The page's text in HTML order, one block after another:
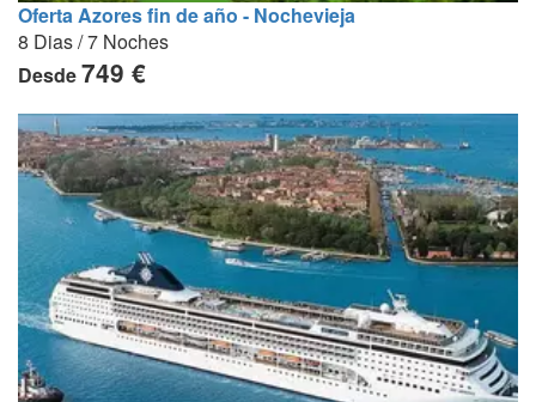
Oferta Azores fin de año - Nochevieja
8 Dias / 7 Noches
Desde749 €